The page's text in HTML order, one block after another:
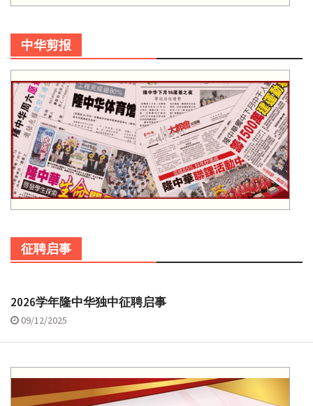
中华剪报
征聘启事
2026学年隆中华独中征聘启事
09/12/2025